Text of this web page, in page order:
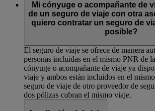
Mi cónyuge o acompañante de
de un seguro de viaje con otra
quiero contratar un seguro de
posible?
El seguro de viaje se ofrece de manera
personas incluidas en el mismo PNR de
cónyuge o acompañante de viaje ya
viaje y ambos están incluidos en el
seguro de viaje de otro proveedor de
dos pólizas cubran el mismo viaje.